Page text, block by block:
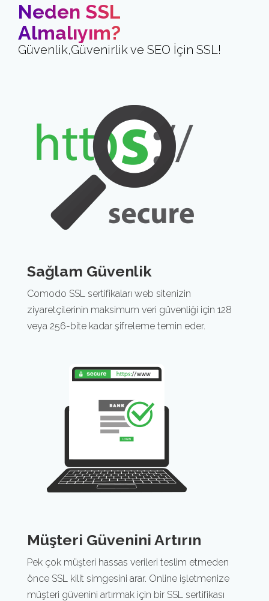
Neden SSL
Almalıyım?
Güvenlik,Güvenirlik ve SEO İçin SSL!
Sağlam Güvenlik
Comodo SSL sertifikaları web sitenizin
ziyaretçilerinin maksimum veri güvenliği için 128
veya 256-bite kadar şifreleme temin eder.
Müşteri Güvenini Artırın
Pek çok müşteri hassas verileri teslim etmeden
önce SSL kilit simgesini arar. Online işletmenize
müşteri güvenini artırmak için bir SSL sertifikası